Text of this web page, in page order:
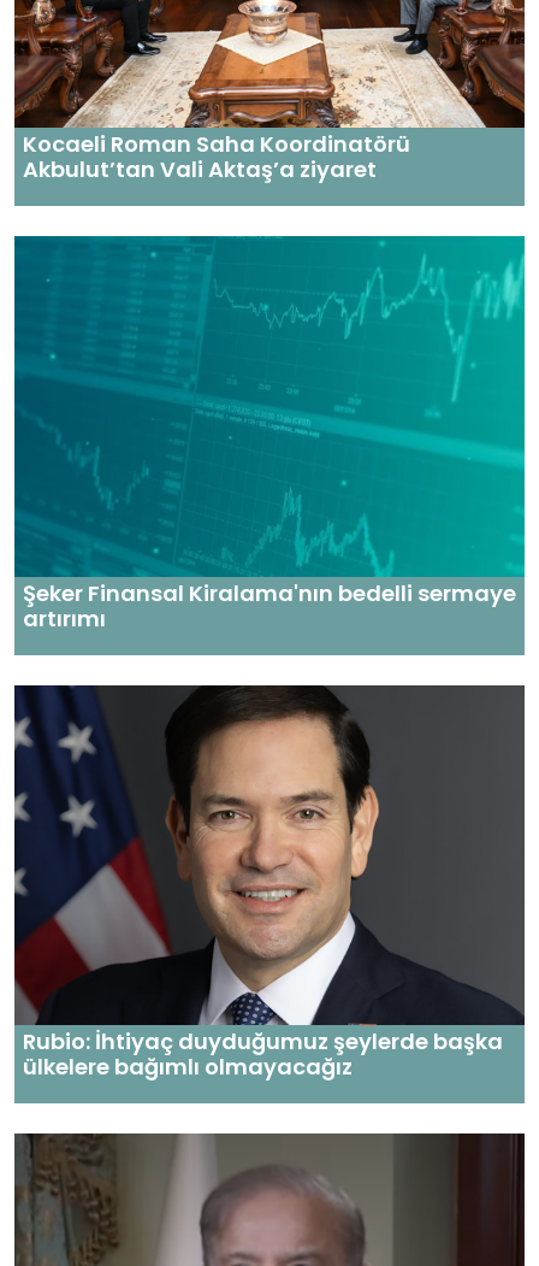
Kocaeli Roman Saha Koordinatörü
Akbulut’tan Vali Aktaş’a ziyaret
Şeker Finansal Kiralama'nın bedelli sermaye
artırımı
Rubio: İhtiyaç duyduğumuz şeylerde başka
ülkelere bağımlı olmayacağız